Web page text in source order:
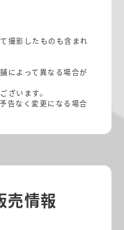
撮影したものも含まれ
によって異なる場合が
ざいます。
告なく変更になる場合
売情報